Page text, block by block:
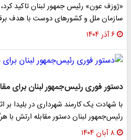
«ژوزف عون» رئیس جمهور لبنان تاکید
سازمان ملل و کشورهای دوست با هدف
۶ آذر ۱۴۰۴
دستور فوری رئیس‌جمهور لبنان برای
با شهادت یک کارمند شهرداری در بلیدا بر
رئیس‌جمهور لبنان دستور مقابله ارتش با
۸ آبان ۱۴۰۴